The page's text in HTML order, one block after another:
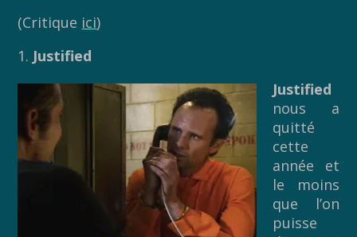
(Critique ici)
1. Justified
Justified
nous a
quitté
cette
année et
le moins
que l’on
puisse